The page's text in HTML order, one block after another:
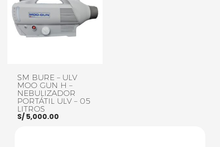
SM BURE – ULV
MOO GUN H –
NEBULIZADOR
PORTÁTIL ULV – 05
LITROS
S/ 5,000.00